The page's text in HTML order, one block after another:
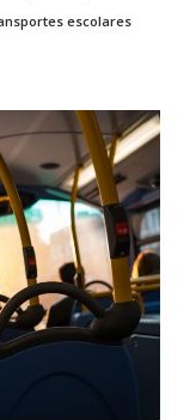
escolares